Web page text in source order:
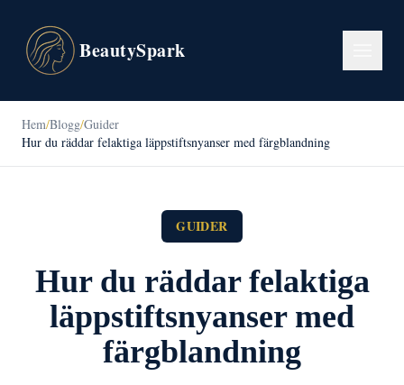
BeautySpark
Hem/Blogg/Guider
Hur du räddar felaktiga läppstiftsnyanser med färgblandning
GUIDER
Hur du räddar felaktiga
läppstiftsnyanser med
färgblandning